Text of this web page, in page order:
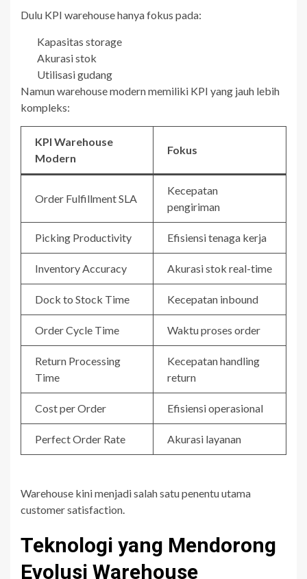
Dulu KPI warehouse hanya fokus pada:
Kapasitas storage
Akurasi stok
Utilisasi gudang
Namun warehouse modern memiliki KPI yang jauh lebih
kompleks:
KPI Warehouse
Modern
Fokus
Order Fulfillment SLA
Kecepatan
pengiriman
Picking Productivity Efisiensi tenaga kerja
Inventory Accuracy Akurasi stok real-time
Dock to Stock Time Kecepatan inbound
Order Cycle Time Waktu proses order
Return Processing
Time
Kecepatan handling
return
Cost per Order Efisiensi operasional
Perfect Order Rate Akurasi layanan
Warehouse kini menjadi salah satu penentu utama
customer satisfaction.
Teknologi yang Mendorong
Evolusi Warehouse